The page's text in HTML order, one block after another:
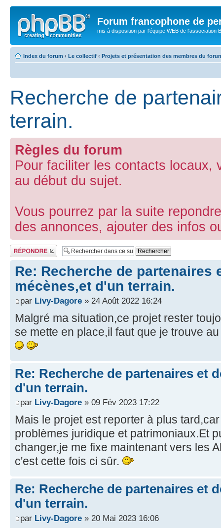
Forum francophone de
mis à disposition par l'équipe WEB de l'association
Index du forum ‹ Le collectif ‹ Projets et présentation des membres du
Recherche de
terrain.
Règles du forum
Pour faciliter les contacts locaux,
au début du sujet.
Vous pourrez par la suite
des annonces, ajouter des infos
Publier une
réponse
Re: Recherche de partenaires
mécènes,et d'un terrain.
par Livy-Dagore » 24 Août 2022 16:24
Malgré ma situation,ce projet rester
se mette en place,il faut que je trouve
Re: Recherche de partenaires et
d'un terrain.
par Livy-Dagore » 09 Fév 2023 17:22
Mais le projet est reporter à plus
problèmes juridique et patrimoniaux.Et
changer,je me fixe maintenant vers les
c'est cette fois ci sûr.
Re: Recherche de partenaires et
d'un terrain.
par Livy-Dagore » 20 Mai 2023 16:06